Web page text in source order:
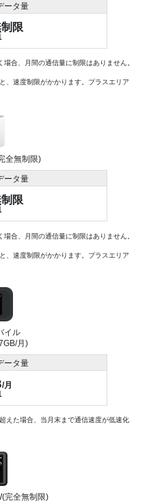
ータ量
限
合、月間の通信量に制限はありません。
、速度制限がかかります。プラスエリア
全無制限)
ータ量
限
合、月間の通信量に制限はありません。
、速度制限がかかります。プラスエリア
イル
月)
ータ量
/月
えた場合、当月末まで通信速度が低速化
完全無制限)